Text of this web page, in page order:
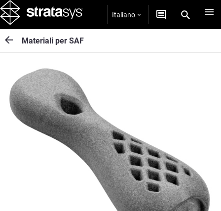
Italiano
Materiali per SAF